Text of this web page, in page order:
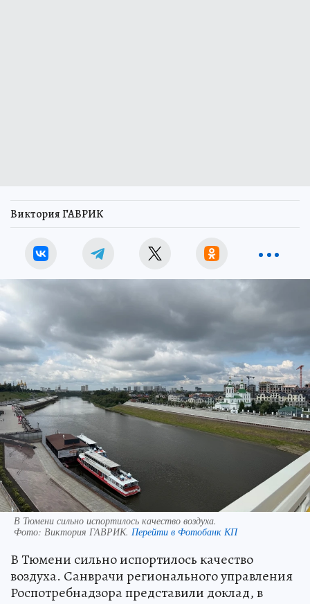
Виктория ГАВРИК
В Тюмени сильно испортилось качество воздуха.
Фото: Виктория ГАВРИК. Перейти в Фотобанк КП
В Тюмени сильно испортилось качество
воздуха. Санврачи регионального управления
Роспотребнадзора представили доклад, в